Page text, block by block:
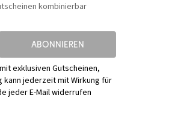
kombinierbar
ABONNIEREN
exklusiven Gutscheinen,
kann jederzeit mit Wirkung für
jeder E-Mail widerrufen